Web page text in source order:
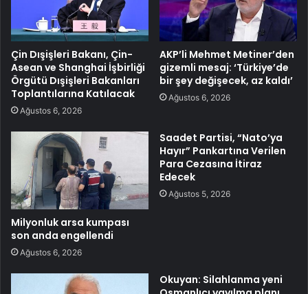
Çin Dışişleri Bakanı, Çin-
Asean ve Shanghai İşbirliği
Örgütü Dışişleri Bakanları
Toplantılarına Katılacak
Ağustos 6, 2026
AKP’li Mehmet Metiner’den
gizemli mesaj: ‘Türkiye’de
bir şey değişecek, az kaldı’
Ağustos 6, 2026
Milyonluk arsa kumpası
son anda engellendi
Ağustos 6, 2026
Saadet Partisi, “Nato’ya
Hayır” Pankartına Verilen
Para Cezasına İtiraz
Edecek
Ağustos 5, 2026
Okuyan: Silahlanma yeni